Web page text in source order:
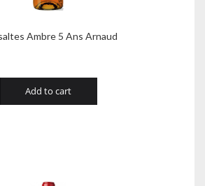
Ambre 5 Ans Arnaud
Add to cart